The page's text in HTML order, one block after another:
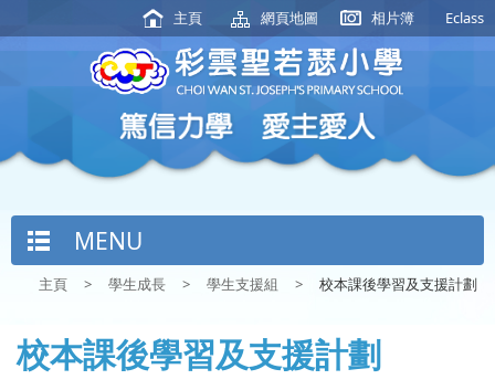
主頁 網頁地圖 相片簿 Eclass
MENU
主頁 > 學生成長 > 學生支援組 > 校本課後學習及支援計劃
校本課後學習及支援計劃